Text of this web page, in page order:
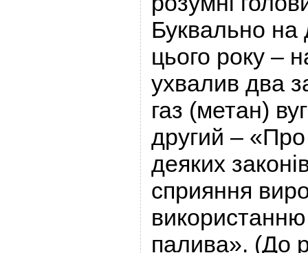
Буквально на
цього року –
ухвалив два
газ (метан)
другий –
деяких
сприяння
використанню
палива». (До